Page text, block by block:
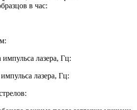
в час:
импульса лазера, Гц:
лазера, Гц: